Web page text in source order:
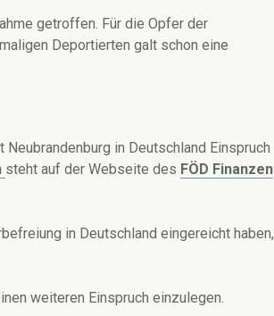
getroffen. Für die Opfer der
Deportierten galt schon eine
in Deutschland Einspruch
steht auf der Webseite des FÖD Finanzen
in Deutschland eingereicht haben,
weiteren Einspruch einzulegen.